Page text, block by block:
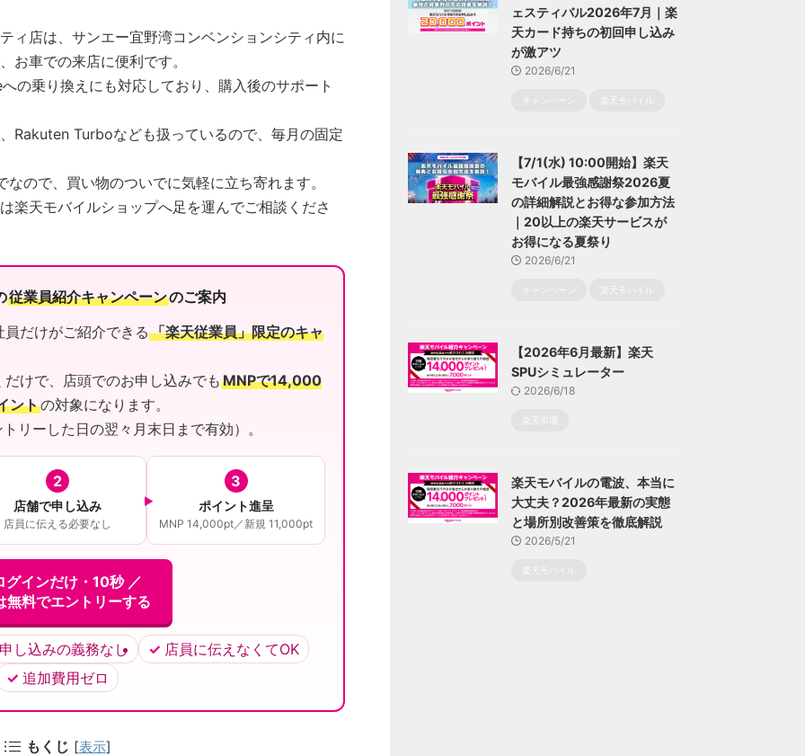
ィ店は、サンエー宜野湾コンベンションシティ内に
お車での来店に便利です。
の乗り換えにも対応しており、購入後のサポート
Rakuten Turboなども扱っているので、毎月の固定
ので、買い物のついでに気軽に立ち寄れます。
楽天モバイルショップへ足を運んでご相談くださ
従業員紹介キャンペーンのご案内
だけがご紹介できる 「楽天従業員」限定のキャ
けで、店頭でのお申し込みでも MNPで14,000
ントの対象になります。
リーした日の翌々月末日まで有効）。
2
店舗で申し込み
店員に伝える必要なし
3
ポイント進呈
MNP 14,000pt／新規 11,000pt
グインだけ・10秒 ／
無料でエントリーする
し込みの義務なし
店員に伝えなくてOK
追加費用ゼロ
もくじ [表示]
ェスティバル2026年7月｜楽
天カード持ちの初回申し込み
が激アツ
2026/6/21
キャンペーン 楽天モバイル
【7/1(水) 10:00開始】楽天
モバイル最強感謝祭2026夏
の詳細解説とお得な参加方法
｜20以上の楽天サービスが
お得になる夏祭り
2026/6/21
キャンペーン 楽天モバイル
【2026年6月最新】楽天
SPUシミュレーター
2026/6/18
楽天市場
楽天モバイルの電波、本当に
大丈夫？2026年最新の実態
と場所別改善策を徹底解説
2026/5/21
楽天モバイル